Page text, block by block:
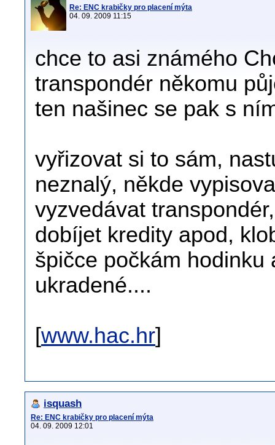
Re: ENC krabičky pro placení mýta
04. 09. 2009 11:15
chce to asi známého
transpondér někomu
ten našinec se pak s
vyřizovat si to sám,
neznalý, někde
vyzvedávat
dobíjet kredity apod,
špičce počkám hodinku
ukradené....
[www.hac.hr]
isquash
Re: ENC krabičky pro placení mýta
04. 09. 2009 12:01